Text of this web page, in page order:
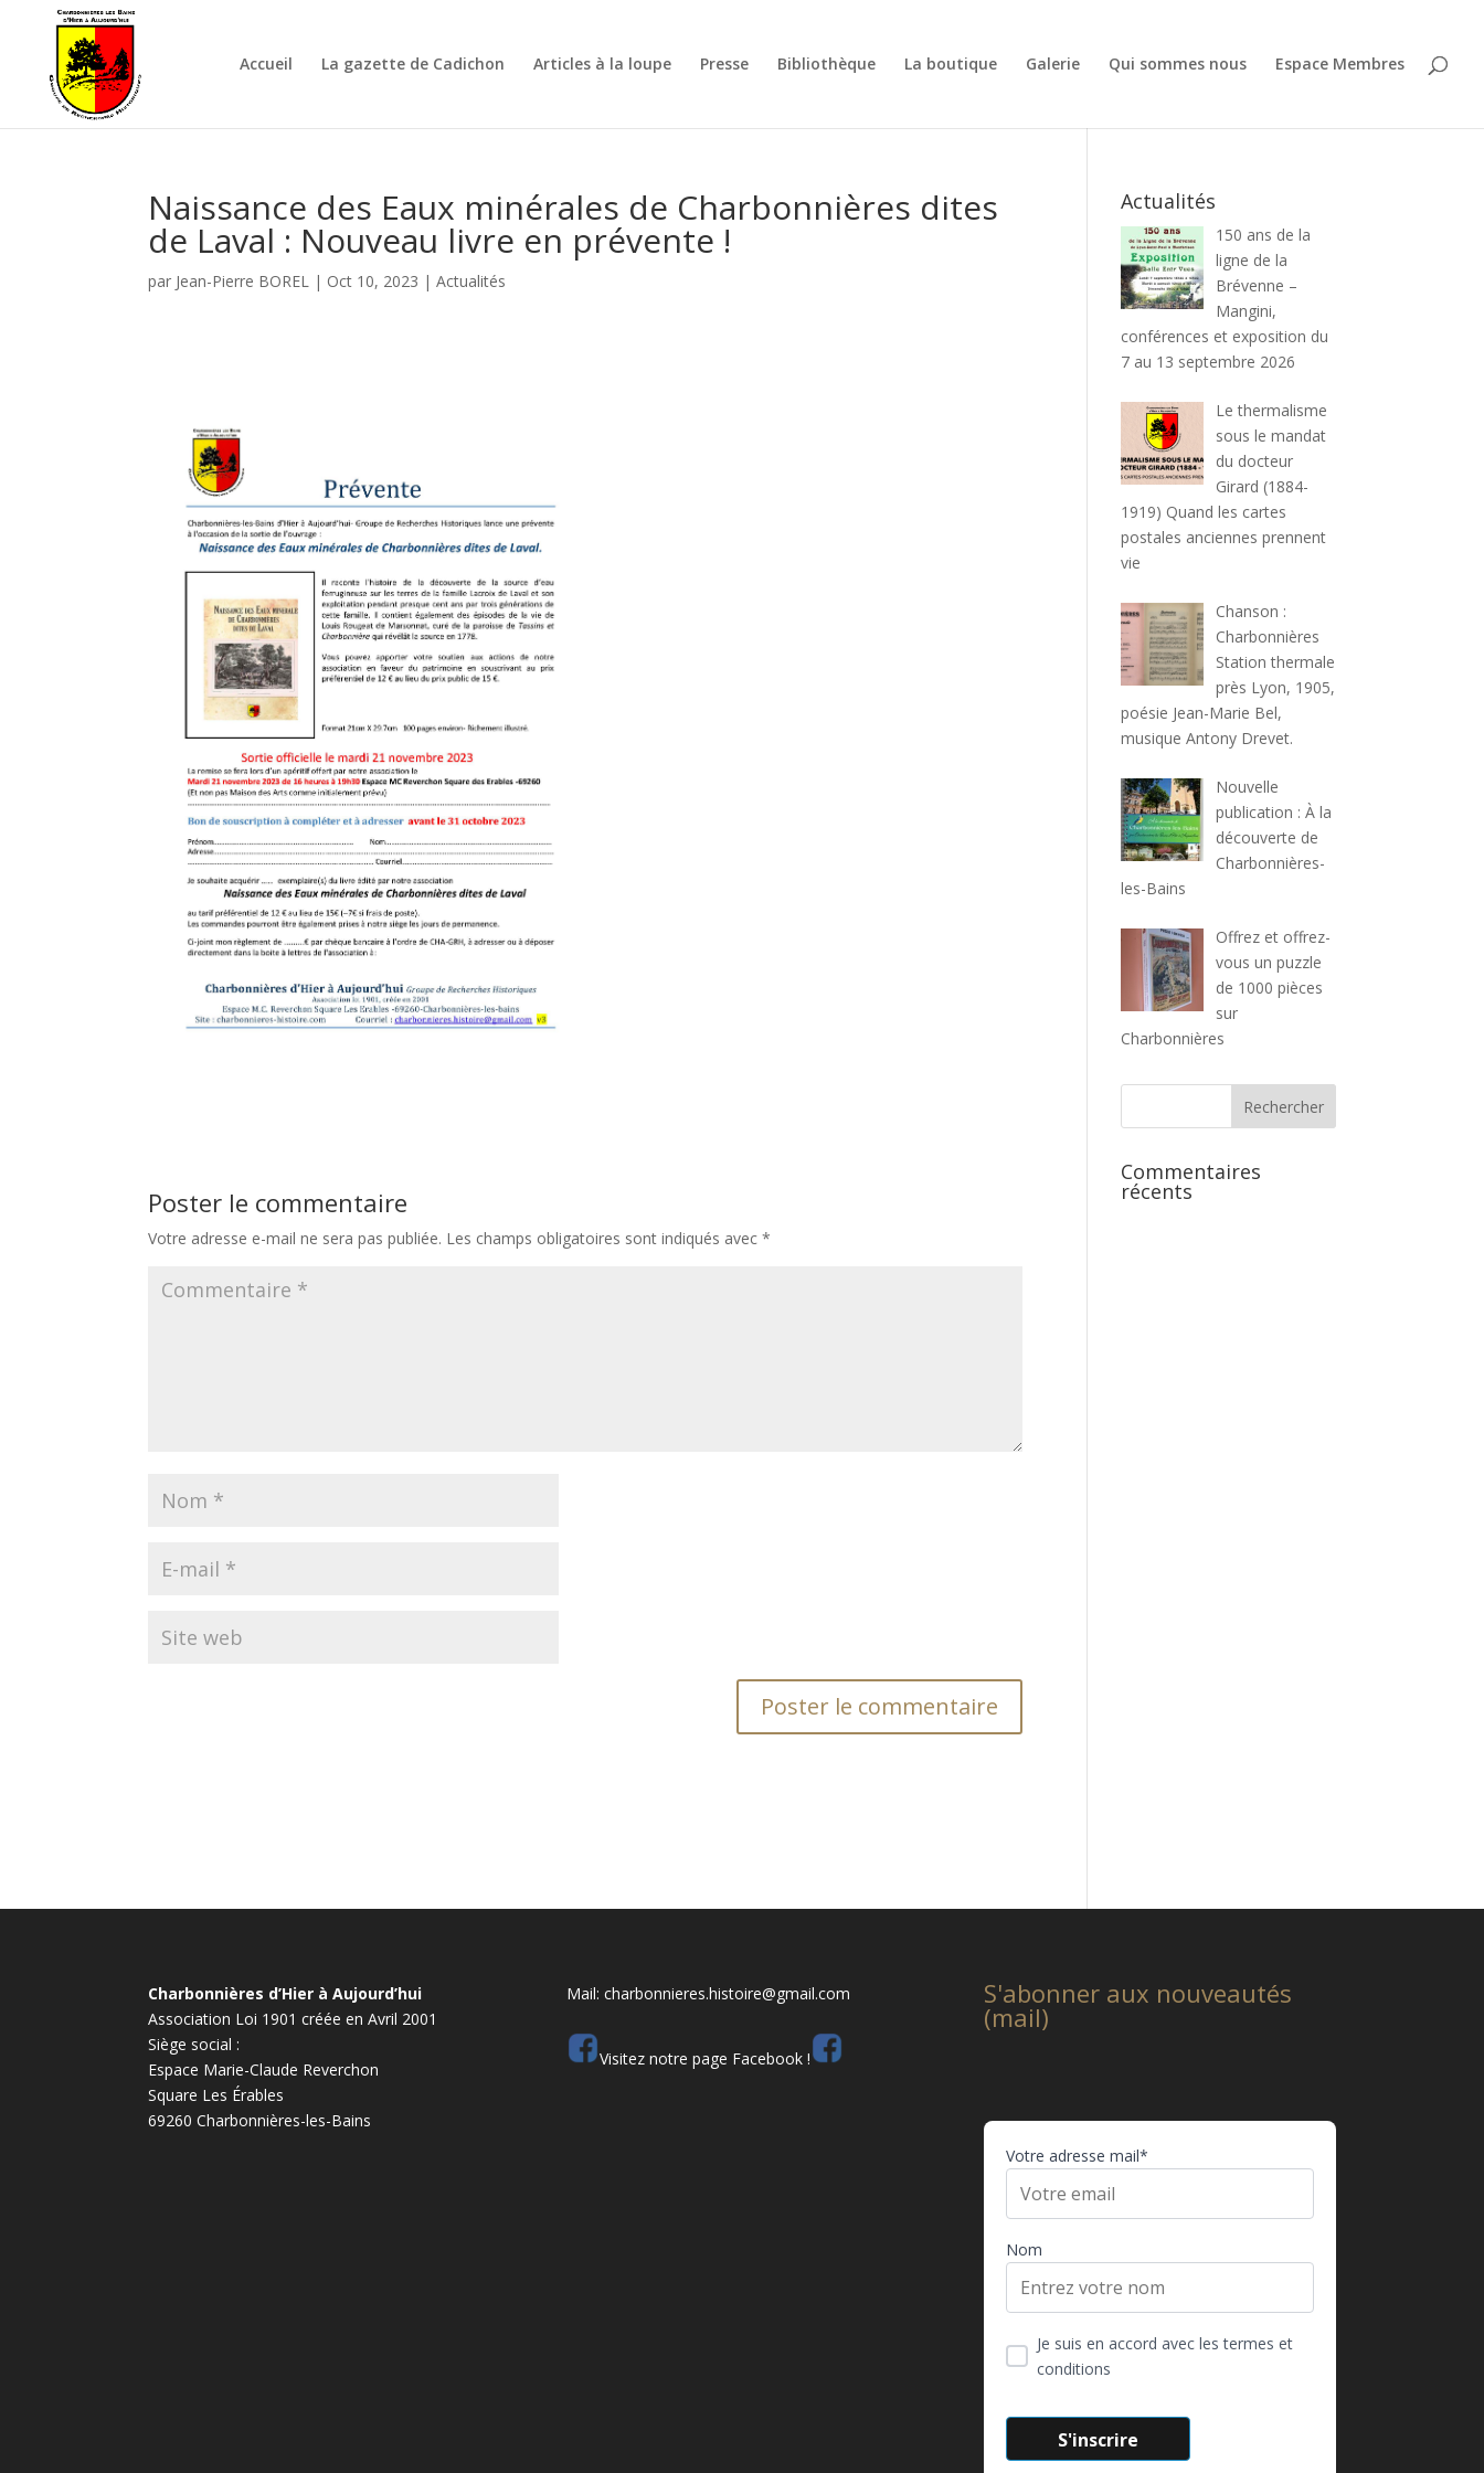
Accueil La gazette de Cadichon Articles à la loupe Presse Bibliothèque La boutique Galerie Qui sommes nous Espace Membres
Naissance des Eaux minérales de Charbonnières dites
de Laval : Nouveau livre en prévente !
par Jean-Pierre BOREL | Oct 10, 2023 |Actualités
Poster le commentaire
Votre adresse e-mail ne sera pas publiée. Les champs obligatoires sont indiqués avec*
Actualités
150 ans de la
ligne de la
Brévenne –
Mangini,
conférences et exposition du
7 au 13 septembre 2026
Le thermalisme
sous le mandat
du docteur
Girard (1884-
1919) Quand les cartes
postales anciennes prennent
vie
Chanson :
Charbonnières
Station thermale
près Lyon, 1905,
poésie Jean-Marie Bel,
musique Antony Drevet.
Nouvelle
publication : À la
découverte de
Charbonnières-
les-Bains
Offrez et offrez-
vous un puzzle
de 1000 pièces
sur
Charbonnières
Commentaires
récents
Charbonnières d’Hier à Aujourd’hui
Association Loi 1901 créée en Avril 2001
Siège social :
Espace Marie-Claude Reverchon
Square Les Érables
69260 Charbonnières-les-Bains
Mail: charbonnieres.histoire@gmail.com
Visitez notre page Facebook !
S'abonner aux nouveautés
(mail)
Votre adresse mail*
Nom
Je suis en accord avec les termes et
conditions